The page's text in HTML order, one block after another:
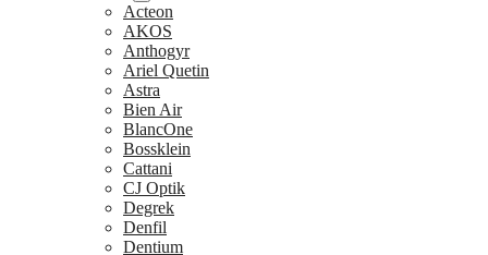
Acteon
AKOS
Anthogyr
Ariel Quetin
Astra
Bien Air
BlancOne
Bossklein
Cattani
CJ Optik
Degrek
Denfil
Dentium